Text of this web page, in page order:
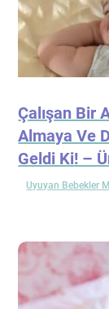
Çalışan Bir
Almaya Ve
Geldi Ki! –
Uyuyan Bebekler